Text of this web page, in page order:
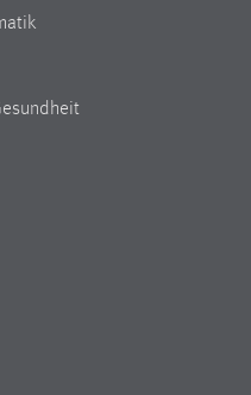
mibew_locale, mibew-
nutzen zu können.
mibew_locale = 3